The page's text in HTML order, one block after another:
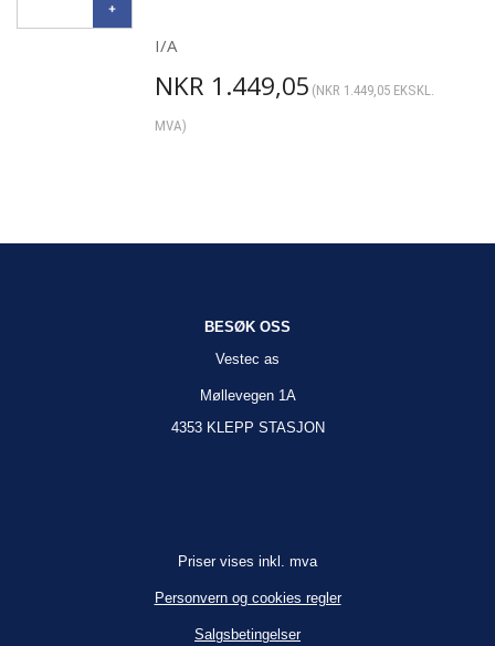
I/A
NKR 1.449,05 (NKR 1.449,05EKSKL.
MVA)
BESØK OSS
Vestec as
Møllevegen 1A
4353 KLEPP STASJON
Priser vises inkl. mva
Personvern og cookies regler
Salgsbetingelser